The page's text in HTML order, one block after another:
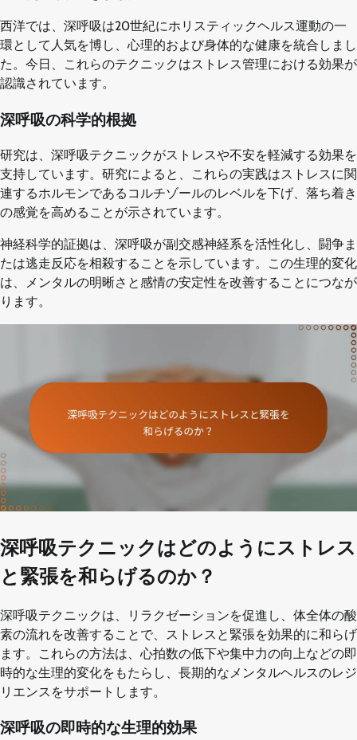
西洋では、深呼吸は20世紀にホリスティックヘルス運動の一
環として人気を博し、心理的および身体的な健康を統合しまし
た。今日、これらのテクニックはストレス管理における効果が
認識されています。
深呼吸の科学的根拠
研究は、深呼吸テクニックがストレスや不安を軽減する効果を
支持しています。研究によると、これらの実践はストレスに関
連するホルモンであるコルチゾールのレベルを下げ、落ち着き
の感覚を高めることが示されています。
神経科学的証拠は、深呼吸が副交感神経系を活性化し、闘争ま
たは逃走反応を相殺することを示しています。この生理的変化
は、メンタルの明晰さと感情の安定性を改善することにつなが
ります。
深呼吸テクニックはどのようにストレス
と緊張を和らげるのか？
深呼吸テクニックは、リラクゼーションを促進し、体全体の酸
素の流れを改善することで、ストレスと緊張を効果的に和らげ
ます。これらの方法は、心拍数の低下や集中力の向上などの即
時的な生理的変化をもたらし、長期的なメンタルヘルスのレジ
リエンスをサポートします。
深呼吸の即時的な生理的効果